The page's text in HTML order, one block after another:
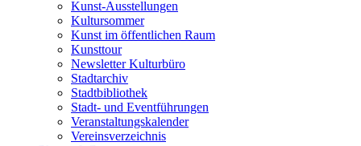
Kunst-Ausstellungen
Kultursommer
Kunst im öffentlichen Raum
Kunsttour
Newsletter Kulturbüro
Stadtarchiv
Stadtbibliothek
Stadt- und Eventführungen
Veranstaltungskalender
Vereinsverzeichnis